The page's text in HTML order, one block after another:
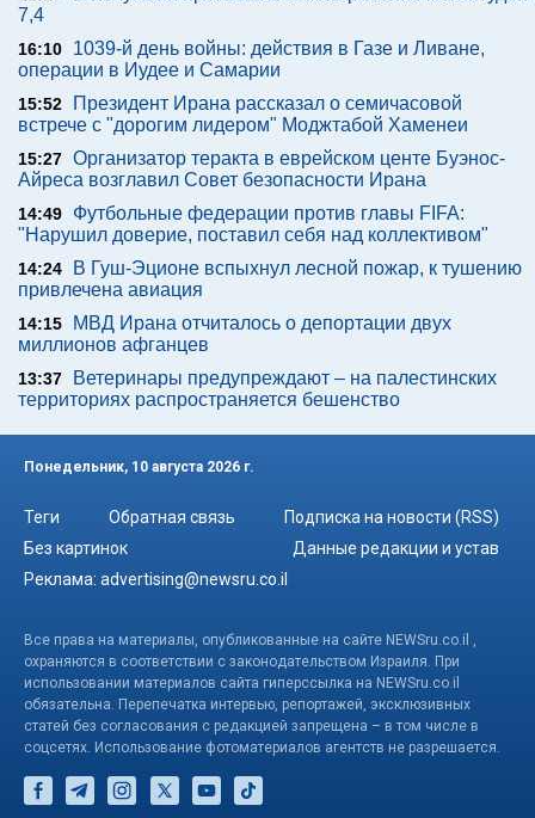
7,4
16:10
1039-й день войны: действия в Газе и Ливане,
операции в Иудее и Самарии
15:52
Президент Ирана рассказал о семичасовой
встрече с "дорогим лидером" Моджтабой Хаменеи
15:27 Организатор теракта в еврейском центе Буэнос-
Айреса возглавил Совет безопасности Ирана
14:49
Футбольные федерации против главы FIFA:
"Нарушил доверие, поставил себя над коллективом"
14:24
В Гуш-Эционе вспыхнул лесной пожар, к тушению
привлечена авиация
14:15
МВД Ирана отчиталось о депортации двух
миллионов афганцев
13:37
Ветеринары предупреждают – на палестинских
территориях распространяется бешенство
Понедельник, 10 августа 2026 г.
Теги Обратная связь
Подписка на новости (RSS)
Без картинок
Данные редакции и устав
Реклама: advertising@newsru.co.il
Все права на материалы, опубликованные на сайте NEWSru.co.il ,
охраняются в соответствии с законодательством Израиля. При
использовании материалов сайта гиперссылка на NEWSru.co.il
обязательна. Перепечатка интервью, репортажей, эксклюзивных
статей без согласования с редакцией запрещена – в том числе в
соцсетях. Использование фотоматериалов агентств не разрешается.